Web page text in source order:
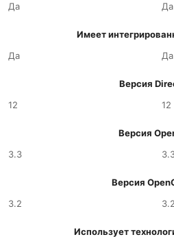
Да
Да
Имеет
Да
Да
Версия
12
12
Версия
3.3
Версия
3.2
3.2
Использует